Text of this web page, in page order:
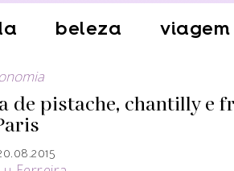
beleza viagem
de pistache, chantilly e